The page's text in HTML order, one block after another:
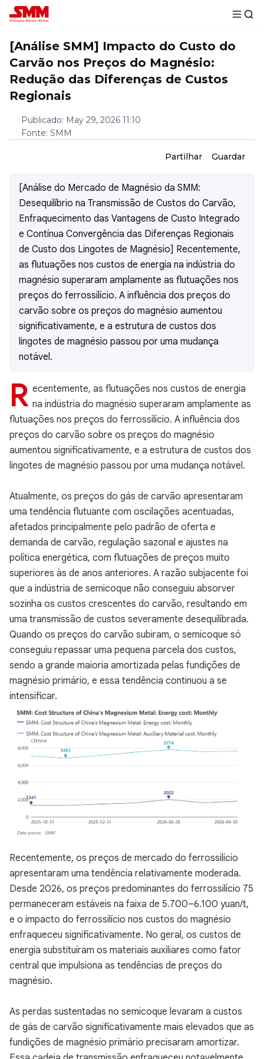
[Análise SMM] Impacto do Custo do
Carvão nos Preços do Magnésio:
Redução das Diferenças de Custos
Regionais
Publicado: May 29, 2026 11:10
Fonte: SMM
Partilhar Guardar
[Análise do Mercado de Magnésio da SMM:
Desequilíbrio na Transmissão de Custos do Carvão,
Enfraquecimento das Vantagens de Custo Integrado
e Contínua Convergência das Diferenças Regionais
de Custo dos Lingotes de Magnésio] Recentemente,
as flutuações nos custos de energia na indústria do
magnésio superaram amplamente as flutuações nos
preços do ferrossilício. A influência dos preços do
carvão sobre os preços do magnésio aumentou
significativamente, e a estrutura de custos dos
lingotes de magnésio passou por uma mudança
notável.
R ecentemente, as flutuações nos custos de energia
na indústria do magnésio superaram amplamente as
flutuações nos preços do ferrossilício. A influência dos
preços do carvão sobre os preços do magnésio
aumentou significativamente, e a estrutura de custos dos
lingotes de magnésio passou por uma mudança notável.
Atualmente, os preços do gás de carvão apresentaram
uma tendência flutuante com oscilações acentuadas,
afetados principalmente pelo padrão de oferta e
demanda de carvão, regulação sazonal e ajustes na
política energética, com flutuações de preços muito
superiores às de anos anteriores. A razão subjacente foi
que a indústria de semicoque não conseguiu absorver
sozinha os custos crescentes do carvão, resultando em
uma transmissão de custos severamente desequilibrada.
Quando os preços do carvão subiram, o semicoque só
conseguiu repassar uma pequena parcela dos custos,
sendo a grande maioria amortizada pelas fundições de
magnésio primário, e essa tendência continuou a se
intensificar.
Recentemente, os preços de mercado do ferrossilício
apresentaram uma tendência relativamente moderada.
Desde 2026, os preços predominantes do ferrossilício 75
permaneceram estáveis na faixa de 5.700–6.100 yuan/t,
e o impacto do ferrossilício nos custos do magnésio
enfraqueceu significativamente. No geral, os custos de
energia substituíram os materiais auxiliares como fator
central que impulsiona as tendências de preços do
magnésio.
As perdas sustentadas no semicoque levaram a custos
de gás de carvão significativamente mais elevados que as
fundições de magnésio primário precisaram amortizar.